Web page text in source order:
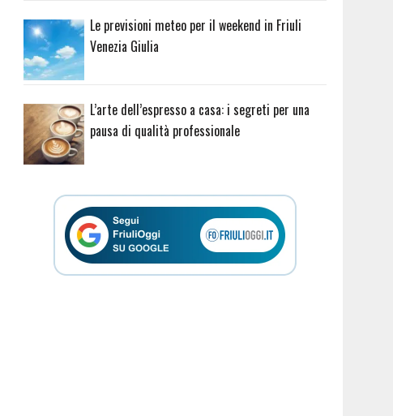
Le previsioni meteo per il weekend in Friuli
Venezia Giulia
L’arte dell’espresso a casa: i segreti per una
pausa di qualità professionale